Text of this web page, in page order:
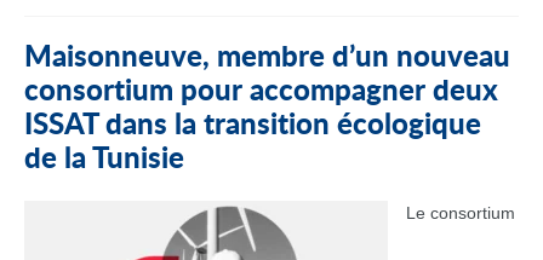
Maisonneuve, membre d’un nouveau
consortium pour accompagner deux
ISSAT dans la transition écologique
de la Tunisie
Le consortium